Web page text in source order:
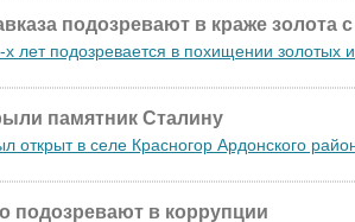
подозревают в краже золота
лет подозревается в похищении золотых
памятник Сталину
открыт в селе Красногор Ардонского
подозревают в коррупции